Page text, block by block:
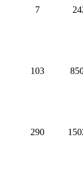
7
103
290